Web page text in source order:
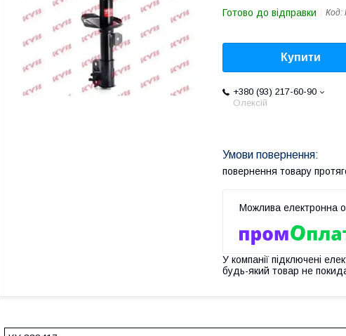
Готово до відправки Код:
Купити
+380 (93) 217-60-90
Олексій
повернення товару
У компанії підключені
будь-який товар не